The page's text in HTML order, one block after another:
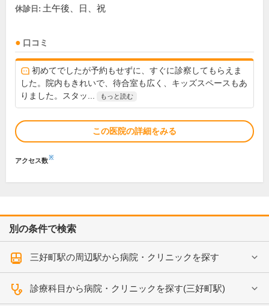
休診日: 土午後、日、祝
口コミ
初めてでしたが予約もせずに、すぐに診察してもらえま
した。院内もきれいで、待合室も広く、キッズスペースもあ
りました。スタッ...
もっと読む
この医院の詳細をみる
アクセス数※
別の条件で検索
三好町駅の周辺駅から病院・クリニックを探す
診療科目から病院・クリニックを探す(三好町駅)